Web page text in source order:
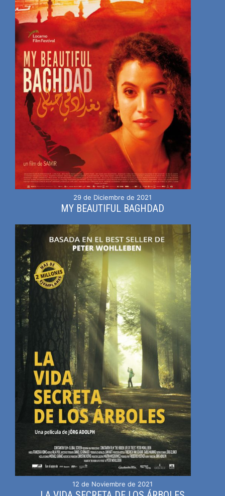
29 de Diciembre de 2021
MY BEAUTIFUL BAGHDAD
12 de Noviembre de 2021